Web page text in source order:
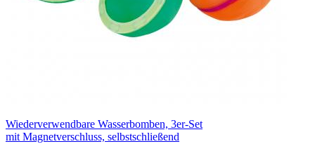
Wiederverwendbare Wasserbomben, 3er-Set
mit Magnetverschluss, selbstschließend